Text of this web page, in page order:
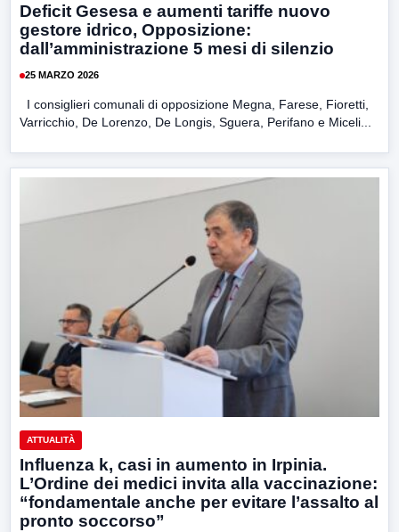
Deficit Gesesa e aumenti tariffe nuovo
gestore idrico, Opposizione:
dall’amministrazione 5 mesi di silenzio
25 MARZO 2026
I consiglieri comunali di opposizione Megna, Farese, Fioretti,
Varricchio, De Lorenzo, De Longis, Sguera, Perifano e Miceli...
ATTUALITÀ
Influenza k, casi in aumento in Irpinia.
L’Ordine dei medici invita alla vaccinazione:
“fondamentale anche per evitare l’assalto al
pronto soccorso”